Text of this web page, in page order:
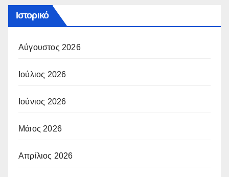
Ιστορικό
Αύγουστος 2026
Ιούλιος 2026
Ιούνιος 2026
Μάιος 2026
Απρίλιος 2026